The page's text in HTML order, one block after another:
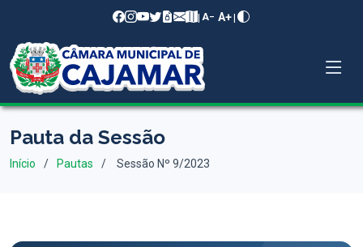
| A− A+|
Pauta da Sessão
Início Pautas Sessão Nº 9/2023